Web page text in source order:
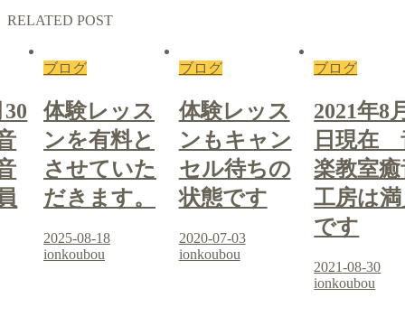
RELATED POST
ブログ
体験レッス
ンを有料と
させていた
だきます。
2025-08-18
ionkoubou
ブログ
体験レッス
ンもキャン
セル待ちの
状態です
2020-07-03
ionkoubou
ブログ
2021年8
日現在
楽教室
工房は
です
2021-08-30
ionkoubou